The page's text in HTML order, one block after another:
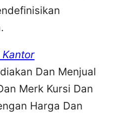
Dan Menjual
Merk Kursi Dan
Harga Dan